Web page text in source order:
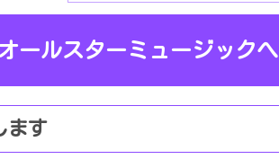
ールスターミュージックへ
ます